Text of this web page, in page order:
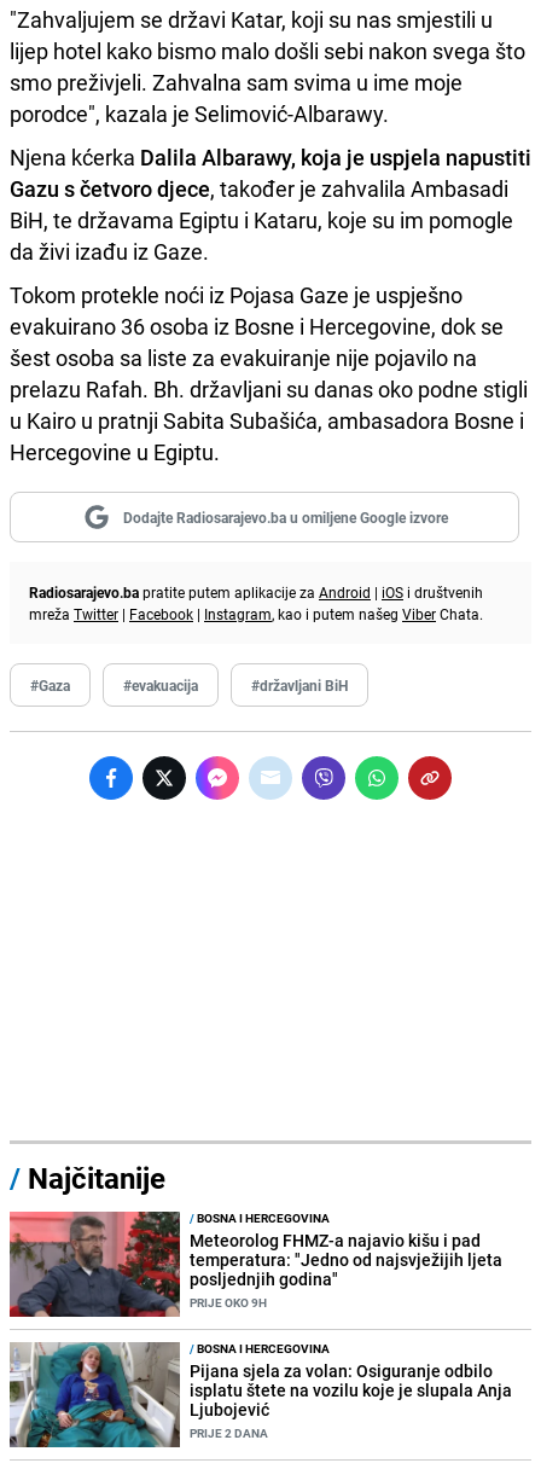
"Zahvaljujem se državi Katar, koji su nas smjestili u
lijep hotel kako bismo malo došli sebi nakon svega što
smo preživjeli. Zahvalna sam svima u ime moje
porodce", kazala je Selimović-Albarawy.
Njena kćerka Dalila Albarawy, koja je uspjela napustiti
Gazu s četvoro djece, također je zahvalila Ambasadi
BiH, te državama Egiptu i Kataru, koje su im pomogle
da živi izađu iz Gaze.
Tokom protekle noći iz Pojasa Gaze je uspješno
evakuirano 36 osoba iz Bosne i Hercegovine, dok se
šest osoba sa liste za evakuiranje nije pojavilo na
prelazu Rafah. Bh. državljani su danas oko podne stigli
u Kairo u pratnji Sabita Subašića, ambasadora Bosne i
Hercegovine u Egiptu.
Dodajte Radiosarajevo.ba u omiljene Google izvore
Radiosarajevo.bapratite putem aplikacije za Android | iOS i društvenih
mreža Twitter | Facebook | Instagram, kao i putem našeg ViberChata.
#Gaza #evakuacija #državljani BiH
/ Najčitanije
/BOSNA I HERCEGOVINA
Meteorolog FHMZ-a najavio kišu i pad
temperatura: "Jedno od najsvježijih ljeta
posljednjih godina"
PRIJE OKO 9H
/BOSNA I HERCEGOVINA
Pijana sjela za volan: Osiguranje odbilo
isplatu štete na vozilu koje je slupala Anja
Ljubojević
PRIJE 2 DANA